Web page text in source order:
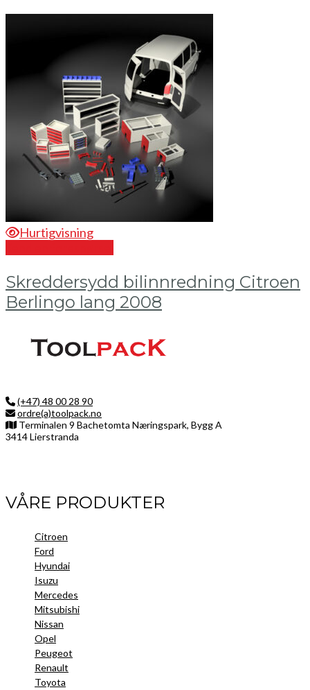
Hurtigvisning
Skreddersydd bilinnredning Citroen
Berlingo lang 2008
(+47) 48 00 28 90
ordre(a)toolpack.no
Terminalen 9 Bachetomta Næringspark, Bygg A
3414 Lierstranda
VÅRE PRODUKTER
Citroen
Ford
Hyundai
Isuzu
Mercedes
Mitsubishi
Nissan
Opel
Peugeot
Renault
Toyota